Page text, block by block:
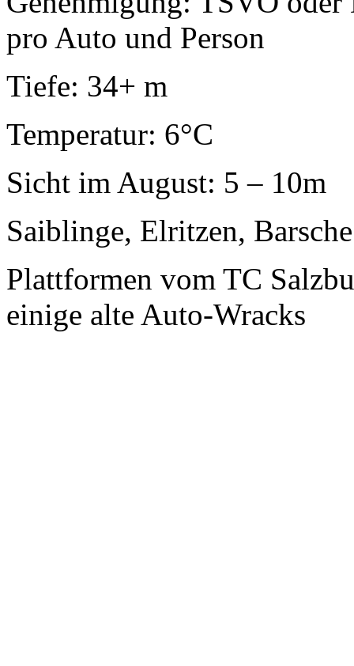
pro Auto und Person
Tiefe: 34+ m
Temperatur: 6°C
Sicht im August: 5 – 10m
Saiblinge, Elritzen, Barsche
Plattformen vom TC
einige alte Auto-Wracks